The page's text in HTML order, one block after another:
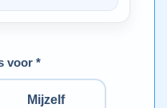
voor *
Mijzelf